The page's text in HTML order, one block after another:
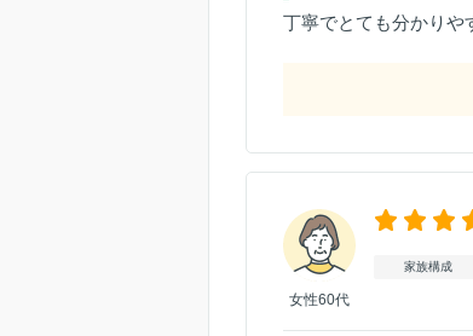
丁寧でとても分かりや
女性60代
家族構成